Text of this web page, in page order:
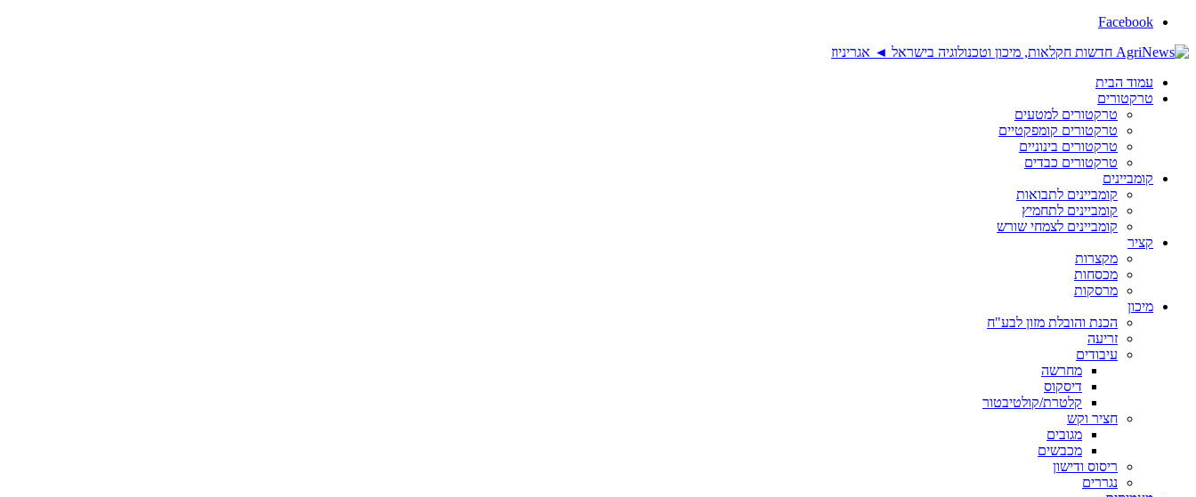
Facebook
עמוד הבית
טרקטורים
טרקטורים למטעים
טרקטורים קומפקטיים
טרקטורים בינוניים
טרקטורים כבדים
קומביינים
קומביינים לתבואות
קומביינים לתחמיץ
קומביינים לצמחי שורש
קציר
מקצרות
מכסחות
מרסקות
מיכון
הכנת והובלת מזון לבע"ח
זריעה
עיבודים
מחרשה
דיסקוס
קלטרת/קולטיבטור
חציר וקש
מגובים
מכבשים
ריסוס ודישון
נגררים